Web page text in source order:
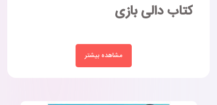
کتاب‌ دالی بازی
مشاهده بیشتر